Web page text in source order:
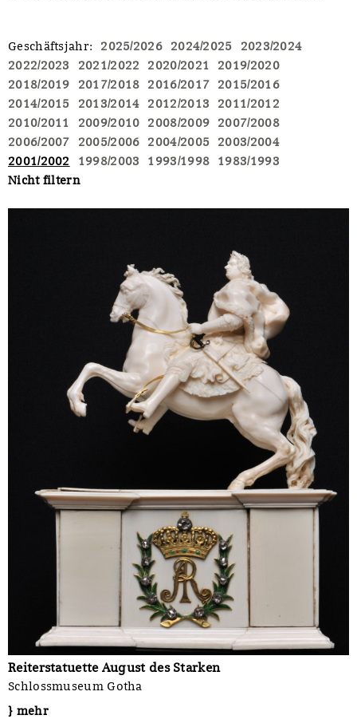
Geschäftsjahr: 2025/2026 2024/2025
2023/2024
2022/2023
2021/2022 2020/2021
2019/2020
2018/2019
2017/2018 2016/2017
2015/2016
2014/2015
2013/2014 2012/2013
2011/2012
2010/2011
2009/2010 2008/2009
2007/2008
2006/2007
2005/2006 2004/2005
2003/2004
2001/2002
1998/2003 1993/1998
1983/1993
Nicht filtern
Reiterstatuette August des Starken
Schlossmuseum Gotha
} mehr